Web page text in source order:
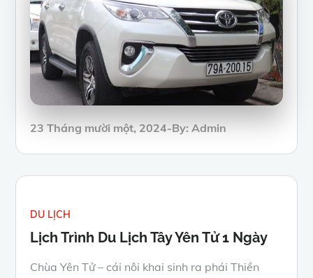
Posted
23 Tháng mười một, 2024 By:Admin
DU LỊCH
Lịch Trình Du Lịch Tây Yên Tử 1 Ngày
Chùa Yên Tử – cái nôi khai sinh ra phái Thiền